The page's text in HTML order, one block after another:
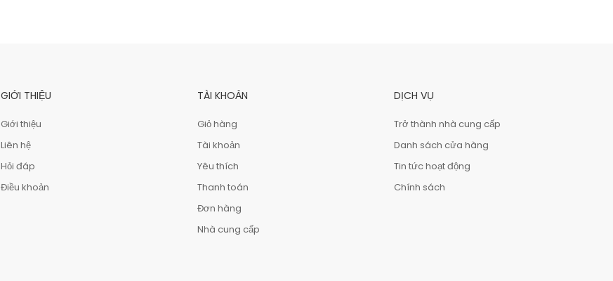
GIỚI THIỆU
Giới thiệu
Liên hệ
Hỏi đáp
Điều khoản
TÀI KHOẢN
Giỏ hàng
Tài khoản
Yêu thích
Thanh toán
Đơn hàng
Nhà cung cấp
DỊCH VỤ
Trở thành nhà cung cấp
Danh sách cửa hàng
Tin tức hoạt động
Chính sách